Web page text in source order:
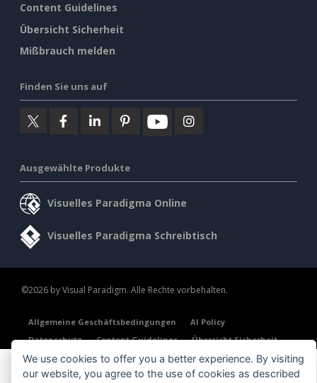
Content Guidelines
Übersicht Sicherheit
Mißbrauch melden
Finden Sie uns auf
Ausgewählte Produkte
Visuelles Paradigma Online
Visuelles Paradigma Schreibtisch
©2026 by Visual Paradigm. Alle Rechte vorbehalten.
Allgemeine Geschäftsbedingungen
AI Policy
Datenschutz
Content Guidelines Übersicht Sicherheit
We use cookies to offer you a better experience. By visiting
our website, you agree to the use of cookies as described